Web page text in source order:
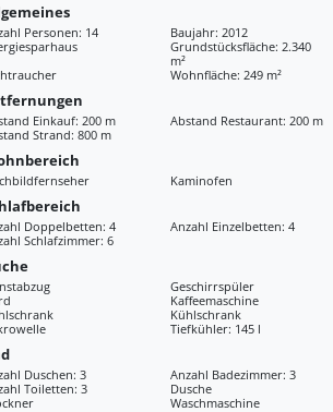
Personen: 14
Baujahr: 2012
Grundstücksfläche: 2.340
m²
Wohnfläche: 249 m²
Einkauf: 200 m
Abstand Restaurant: 200 m
Strand: 800 m
Kaminofen
Doppelbetten: 4
Anzahl Einzelbetten: 4
Schlafzimmer: 6
Geschirrspüler
Kaffeemaschine
Kühlschrank
Tiefkühler: 145 l
Duschen: 3
Anzahl Badezimmer: 3
Toiletten: 3
Dusche
Waschmaschine